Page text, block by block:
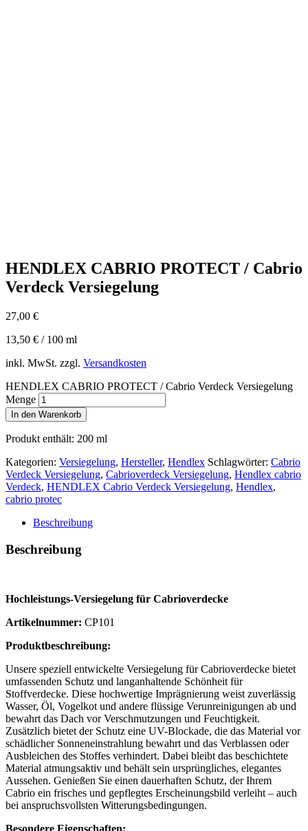
HENDLEX CABRIO PROTECT / Cabrio
Verdeck Versiegelung
27,00 €
13,50 € / 100 ml
inkl. MwSt. zzgl. Versandkosten
HENDLEX CABRIO PROTECT / Cabrio Verdeck Versiegelung
Menge
In den Warenkorb
Produkt enthält: 200 ml
Kategorien: Versiegelung, Hersteller, Hendlex Schlagwörter: Cabrio
Verdeck Versiegelung, Cabrioverdeck Versiegelung, Hendlex cabrio
Verdeck, HENDLEX Cabrio Verdeck Versiegelung, Hendlex,
cabrio protec
Beschreibung
Beschreibung
Hochleistungs-Versiegelung für Cabrioverdecke
Artikelnummer: CP101
Produktbeschreibung:
Unsere speziell entwickelte Versiegelung für Cabrioverdecke bietet
umfassenden Schutz und langanhaltende Schönheit für
Stoffverdecke. Diese hochwertige Imprägnierung weist zuverlässig
Wasser, Öl, Vogelkot und andere flüssige Verunreinigungen ab und
bewahrt das Dach vor Verschmutzungen und Feuchtigkeit.
Zusätzlich bietet der Schutz eine UV-Blockade, die das Material vor
schädlicher Sonneneinstrahlung bewahrt und das Verblassen oder
Ausbleichen des Stoffes verhindert. Dabei bleibt das beschichtete
Material atmungsaktiv und behält sein ursprüngliches, elegantes
Aussehen. Genießen Sie einen dauerhaften Schutz, der Ihrem
Cabrio ein frisches und gepflegtes Erscheinungsbild verleiht – auch
bei anspruchsvollsten Witterungsbedingungen.